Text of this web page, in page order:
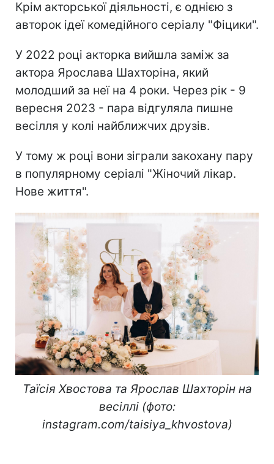
Крім акторської діяльності, є однією з
авторок ідеї комедійного серіалу "Фіцики".
У 2022 році акторка вийшла заміж за
актора Ярослава Шахторіна, який
молодший за неї на 4 роки. Через рік - 9
вересня 2023 - пара відгуляла пишне
весілля у колі найближчих друзів.
У тому ж році вони зіграли закохану пару
в популярному серіалі "Жіночий лікар.
Нове життя".
Таїсія Хвостова та Ярослав Шахторін на
весіллі (фото:
instagram.com/taisiya_khvostova)